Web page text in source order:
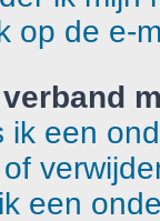
op de e-
ik een
een